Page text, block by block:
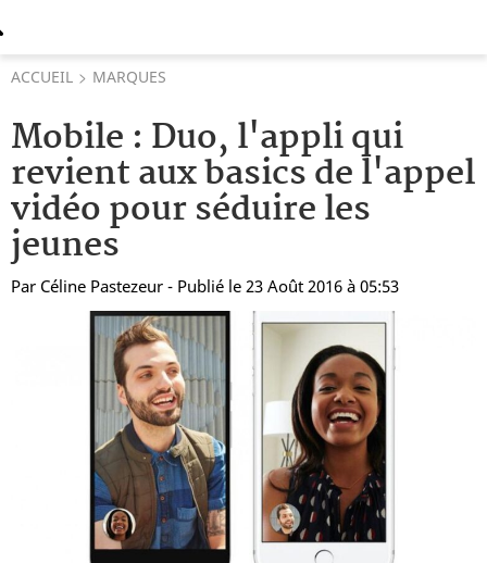
ACCUEIL MARQUES
Mobile : Duo, l'appli qui
revient aux basics de l'appel
vidéo pour séduire les
jeunes
Par Céline Pastezeur - Publié le 23 Août 2016 à 05:53